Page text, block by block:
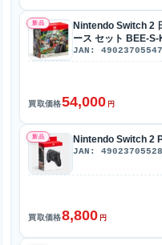
新品
Nintendo Switch 2
ース セット BEE-
JAN:
買取価格54,000 円
新品 Nintendo Switch 2
JAN:
買取価格8,800 円